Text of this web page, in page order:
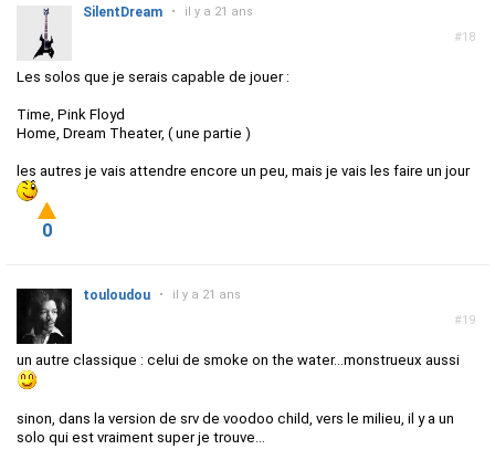
#18
SilentDream • il y a 21 ans
Les solos que je serais capable de jouer :
Time, Pink Floyd
Home, Dream Theater, ( une partie )
les autres je vais attendre encore un peu, mais je vais les faire un jour
0
#19
touloudou • il y a 21 ans
un autre classique : celui de smoke on the water...monstrueux aussi
sinon, dans la version de srv de voodoo child, vers le milieu, il y a un
solo qui est vraiment super je trouve...